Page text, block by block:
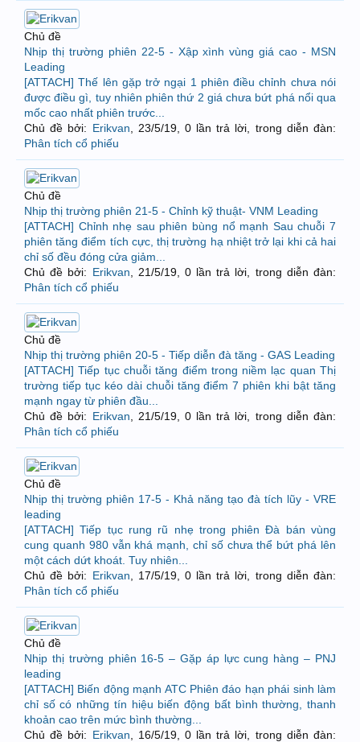
Chủ đề
Nhịp thị trường phiên 22-5 - Xập xình vùng giá cao - MSN
Leading
[ATTACH] Thế lên gặp trở ngại 1 phiên điều chỉnh chưa nói
được điều gì, tuy nhiên phiên thứ 2 giá chưa bứt phá nổi qua
mốc cao nhất phiên trước...
Chủ đề bởi: Erikvan 23/5/19, 0 lần trả lời, trong diễn đàn:
Phân tích cổ phiếu
Chủ đề
Nhịp thị trường phiên 21-5 - Chỉnh kỹ thuật- VNM Leading
[ATTACH] Chỉnh nhẹ sau phiên bùng nổ mạnh Sau chuỗi 7
phiên tăng điểm tích cực, thị trường hạ nhiệt trở lại khi cả hai
chỉ số đều đóng cửa giảm...
Chủ đề bởi: Erikvan 21/5/19, 0 lần trả lời, trong diễn đàn:
Phân tích cổ phiếu
Chủ đề
Nhịp thị trường phiên 20-5 - Tiếp diễn đà tăng - GAS Leading
[ATTACH] Tiếp tục chuỗi tăng điểm trong niềm lạc quan Thị
trường tiếp tục kéo dài chuỗi tăng điểm 7 phiên khi bật tăng
mạnh ngay từ phiên đầu...
Chủ đề bởi: Erikvan 21/5/19, 0 lần trả lời, trong diễn đàn:
Phân tích cổ phiếu
Chủ đề
Nhịp thị trường phiên 17-5 - Khả năng tạo đà tích lũy - VRE
leading
[ATTACH] Tiếp tục rung rũ nhẹ trong phiên Đà bán vùng
cung quanh 980 vẫn khá mạnh, chỉ số chưa thể bứt phá lên
một cách dứt khoát. Tuy nhiên...
Chủ đề bởi: Erikvan 17/5/19, 0 lần trả lời, trong diễn đàn:
Phân tích cổ phiếu
Chủ đề
Nhịp thị trường phiên 16-5 – Gặp áp lực cung hàng – PNJ
leading
[ATTACH] Biến động mạnh ATC Phiên đáo hạn phái sinh làm
chỉ số có những tín hiệu biến động bất bình thường, thanh
khoản cao trên mức bình thường...
Chủ đề bởi: Erikvan 16/5/19, 0 lần trả lời, trong diễn đàn: